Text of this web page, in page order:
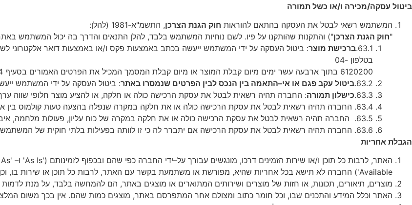
ביטול עסקה/מכירה ו/או כשל תמורה
המשתמש רשאי לבטל את העסקה בהתאם להוראות חוק הגנת הצרכן, התשמ"א-1981 ( להלן:
"חוק הגנת הצרכן") והתקנות שהותקנו על פיו. לשם נוחיות המשתמש בלבד, להלן התנאים והדרך בה יכול המשתמש
63.1. ברכישת מוצר: ביטול העסקה על ידי המשתמש ייעשה בכתב באמצעות פקס ו/או באמצעות דואר אלקטרוני
בטלפון 04-
6120200 בתוך ארבעה עשר ימים מיום קבלת המוצר או מיום קבלת המסמך המכיל את הפרטים האמורים בסעיף
63.2. ביטול עקב פגם או אי–התאמה בין הנכס לבין הפרטים שנמסרו באתר: ביטול העסקה על ידי המשתמש
63.3. כישלון תמורה: החברה תהיה רשאית לבטל את עסקת הרכישה כולה או חלקה, או להציע מוצר חלופי שווה
63.4. החברה תהיה רשאית לבטל את עסקת הרכישה כולה או את חלקה במקרה שנפלה בהצעה טעות קולמוס בין
63.5.
החברה תהיה רשאית לבטל את עסקת הרכישה כולה או את חלקה במקרה של כוח עליון, פעולות מלחמה,
63.6. החברה תהיה רשאית לבטל את עסקת הרכישה אם יתברר לה כי זו לוותה בפעילות בלתי חוקית של המשתמש
הגבלת אחריות
האתר, לרבות כל תוכן ו/או שירות הזמינים דרכו, מונגשים עבורך על–ידי החברה כפי שהם ובכפוף לזמינותם ('As Is' ו
– 'As
Available')
החברה לא תישא בכל אחריות שהיא, מפורשת או משתמעת בקשר עם האתר, לרבות כל תוכן או שירות בו, וכן
מוצרים, תיאורים, תכונות, או חזות של מוצרים ושירותים המתוארים או מוצגים באתר, הם להמחשה בלבד, על מנת לדמות
האתר וכלל המידע והתכנים שבו, וכל חומר כתוב ומצולם אחר המתפרסם באתר, מוצגים כמות שהם. אין בכך משום